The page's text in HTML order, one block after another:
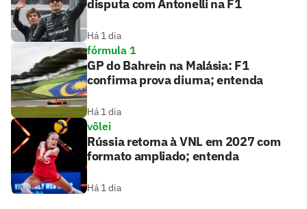
disputa com Antonelli na F1
Há 1 dia
fórmula 1
GP do Bahrein na Malásia: F1
confirma prova diurna; entenda
Há 1 dia
vôlei
Rússia retorna à VNL em 2027 com
formato ampliado; entenda
Há 1 dia